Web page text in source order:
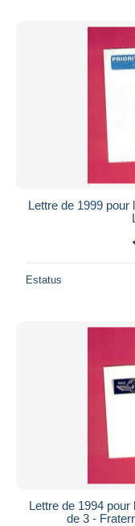
Lettre de 1999 pour
Estatus
Lettre de 1994 pour
de 3 -